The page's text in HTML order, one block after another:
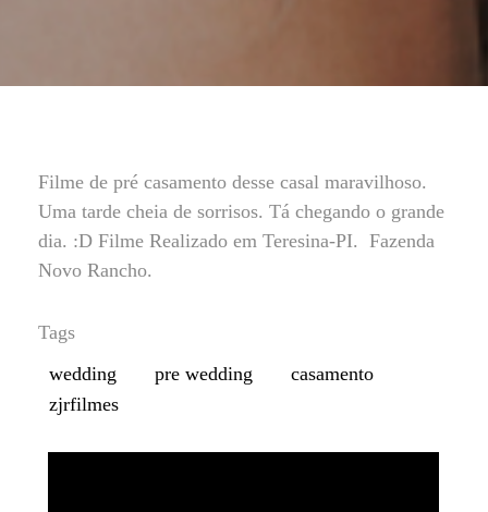
Filme de pré casamento desse casal maravilhoso.
Uma tarde cheia de sorrisos. Tá chegando o grande
dia. :D Filme Realizado em Teresina-PI. Fazenda
Novo Rancho.
Tags
wedding
pre wedding
casamento
zjrfilmes